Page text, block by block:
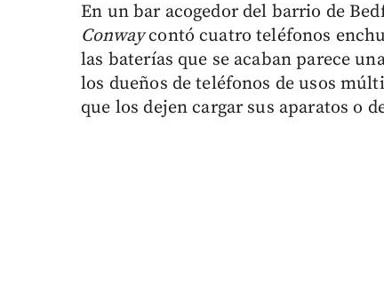
En un bar acogedor del barrio de
Conwaycontó cuatro teléfonos
las baterías que se acaban parece
los dueños de teléfonos de usos
que los dejen cargar sus aparatos o